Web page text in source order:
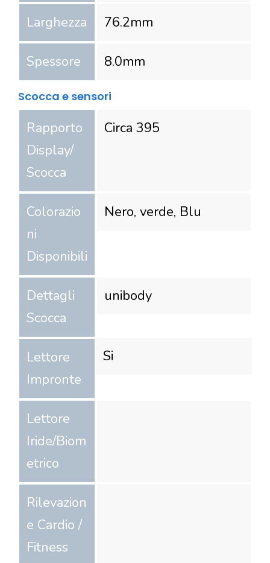
Larghezza 76.2mm
Spessore 8.0mm
Scocca e sensori
Rapporto
Display/
Scocca
Circa 395
Colorazio
ni
Disponibili
Nero, verde, Blu
Dettagli
Scocca
unibody
Lettore
Impronte
Si
Lettore
Iride/Biom
etrico
Rilevazion
e Cardio /
Fitness